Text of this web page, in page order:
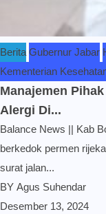
Berita Gubernur Jabar
Kementerian
Manajemen
Alergi Di...
Balance News || Kab
berkedok permen
surat jalan...
BY Agus Suhendar
Desember 13, 2024